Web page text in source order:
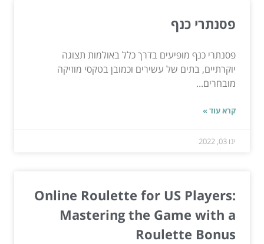
פסנתרי כנף
פסנתרי כנף מופיעים בדרך כלל באולמות תצוגה
יוקרתיים, בתים של עשירים וכמובן בטקסי מוזיקה
מובחרים...
קרא עוד »
ינו 03, 2022
Online Roulette for US Players:
Mastering the Game with a
Roulette Bonus